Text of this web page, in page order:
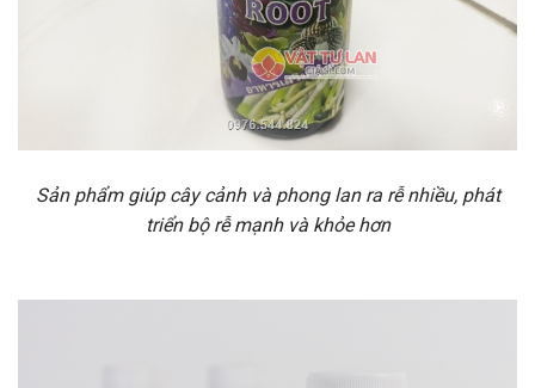
Sản phẩm giúp cây cảnh và phong lan ra rễ nhiều, phát
triển bộ rễ mạnh và khỏe hơn